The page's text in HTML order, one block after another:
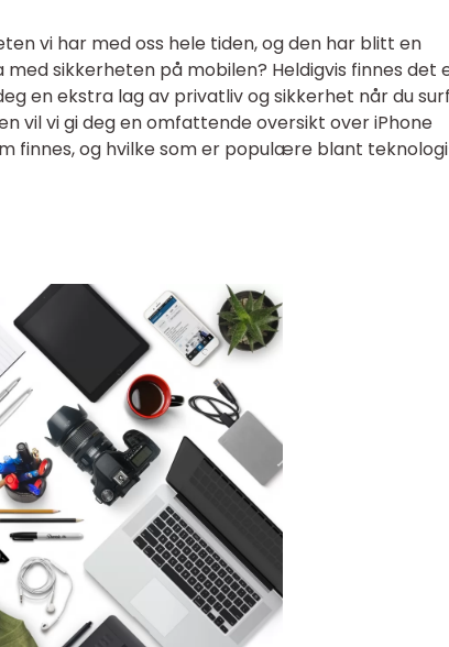
vi har med oss hele tiden, og den har blitt en
med sikkerheten på mobilen? Heldigvis finnes det
en ekstra lag av privatliv og sikkerhet når du
vil vi gi deg en omfattende oversikt over iPhone
finnes, og hvilke som er populære blant